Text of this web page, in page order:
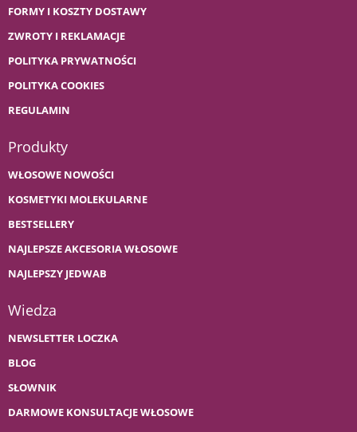
FORMY I KOSZTY DOSTAWY
ZWROTY I REKLAMACJE
POLITYKA PRYWATNOŚCI
POLITYKA COOKIES
REGULAMIN
Produkty
WŁOSOWE NOWOŚCI
KOSMETYKI MOLEKULARNE
BESTSELLERY
NAJLEPSZE AKCESORIA WŁOSOWE
NAJLEPSZY JEDWAB
Wiedza
NEWSLETTER LOCZKA
BLOG
SŁOWNIK
DARMOWE KONSULTACJE WŁOSOWE